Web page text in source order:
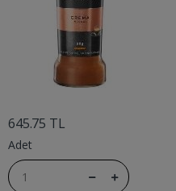
645.75 TL
Adet